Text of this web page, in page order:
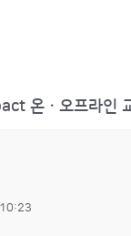
온ㆍ오프라인